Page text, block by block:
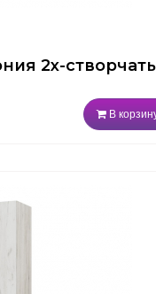
2х-
В